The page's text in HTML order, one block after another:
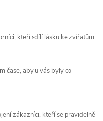
kteří sdílí lásku ke zvířatům.
čase, aby u vás byly co
zákazníci, kteří se pravidelně